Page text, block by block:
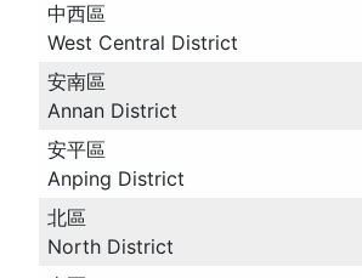
中西區
West Central District
安南區
Annan District
安平區
Anping District
北區
North District